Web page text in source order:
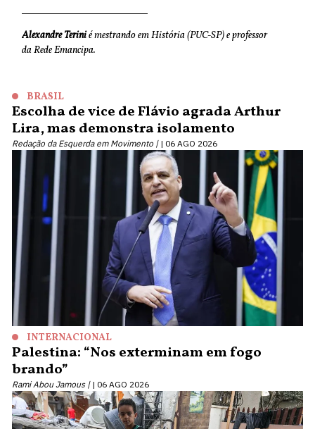
Alexandre Terinié mestrando em História (PUC-SP) e professor
da Rede Emancipa.
BRASIL
Escolha de vice de Flávio agrada Arthur
Lira, mas demonstra isolamento
Redação da Esquerda em Movimento | 06 AGO 2026
INTERNACIONAL
Palestina: “Nos exterminam em fogo
brando”
Rami Abou Jamous | 06 AGO 2026